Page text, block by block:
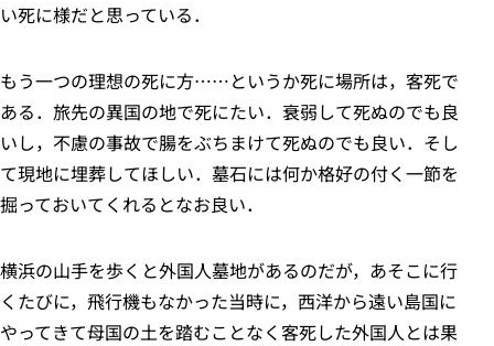
い死に様だと思っている．
もう一つの理想の死に方……というか死に場所は，客死で
ある．旅先の異国の地で死にたい．衰弱して死ぬのでも良
いし，不慮の事故で腸をぶちまけて死ぬのでも良い．そし
て現地に埋葬してほしい．墓石には何か格好の付く一節を
掘っておいてくれるとなお良い．
横浜の山手を歩くと外国人墓地があるのだが，あそこに行
くたびに，飛行機もなかった当時に，西洋から遠い島国に
やってきて母国の土を踏むことなく客死した外国人とは果